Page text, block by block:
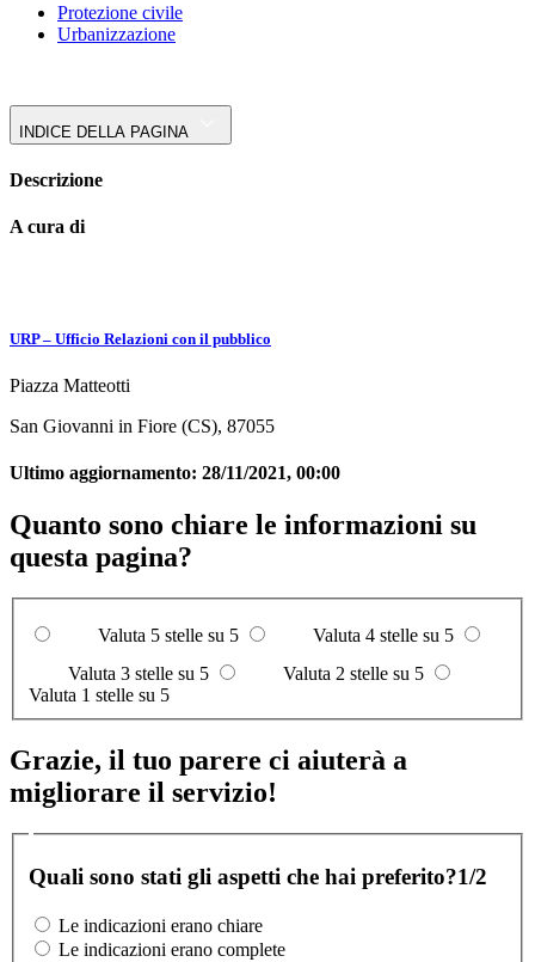
Protezione civile
Urbanizzazione
INDICE DELLA PAGINA
Descrizione
A cura di
URP – Ufficio Relazioni con il pubblico
Piazza Matteotti
San Giovanni in Fiore (CS), 87055
Ultimo aggiornamento: 28/11/2021, 00:00
Quanto sono chiare le informazioni su
questa pagina?
Valuta 5 stelle su 5
Valuta 4 stelle su 5
Valuta 3 stelle su 5
Valuta 2 stelle su 5
Valuta 1 stelle su 5
Grazie, il tuo parere ci aiuterà a
migliorare il servizio!
Quali sono stati gli aspetti che hai preferito?1/2
Le indicazioni erano chiare
Le indicazioni erano complete